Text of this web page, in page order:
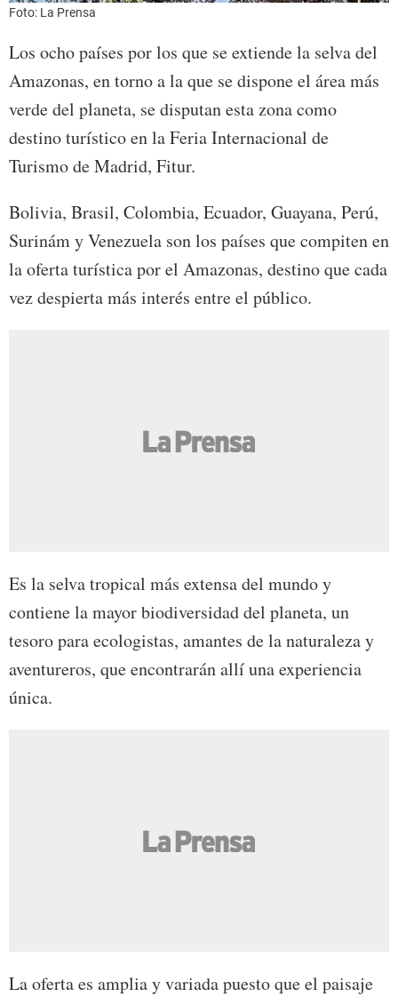
Foto: La Prensa
Los ocho países por los que se extiende la selva del
Amazonas, en torno a la que se dispone el área más
verde del planeta, se disputan esta zona como
destino turístico en la Feria Internacional de
Turismo de Madrid, Fitur.
Bolivia, Brasil, Colombia, Ecuador, Guayana, Perú,
Surinám y Venezuela son los países que compiten en
la oferta turística por el Amazonas, destino que cada
vez despierta más interés entre el público.
Es la selva tropical más extensa del mundo y
contiene la mayor biodiversidad del planeta, un
tesoro para ecologistas, amantes de la naturaleza y
aventureros, que encontrarán allí una experiencia
única.
La oferta es amplia y variada puesto que el paisaje